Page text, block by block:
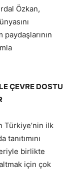
Özkan,
ÇEVRE DOSTU
Türkiye’nin ilk
tanıtımını
birlikte
için çok